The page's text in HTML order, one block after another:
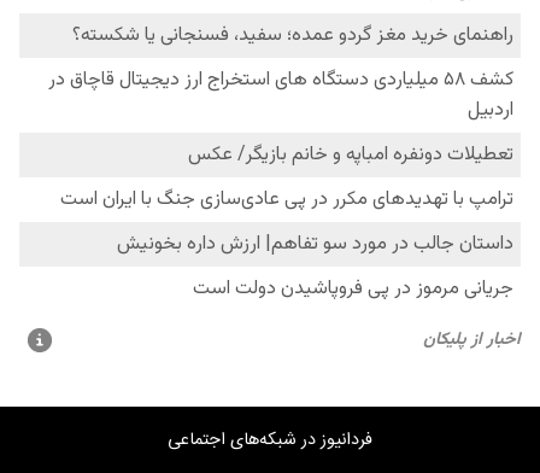
فردانیوز در شبکه‌های اجتماعی